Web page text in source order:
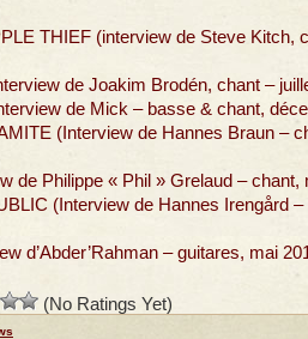
THIEF (interview de Steve Kitch,
de Joakim Brodén, chant –
de Mick – basse & chant,
(Interview de Hannes Braun –
de Philippe « Phil » Grelaud – chant,
(Interview de Hannes Irengård
d’Abder’Rahman – guitares, mai
(No Ratings Yet)